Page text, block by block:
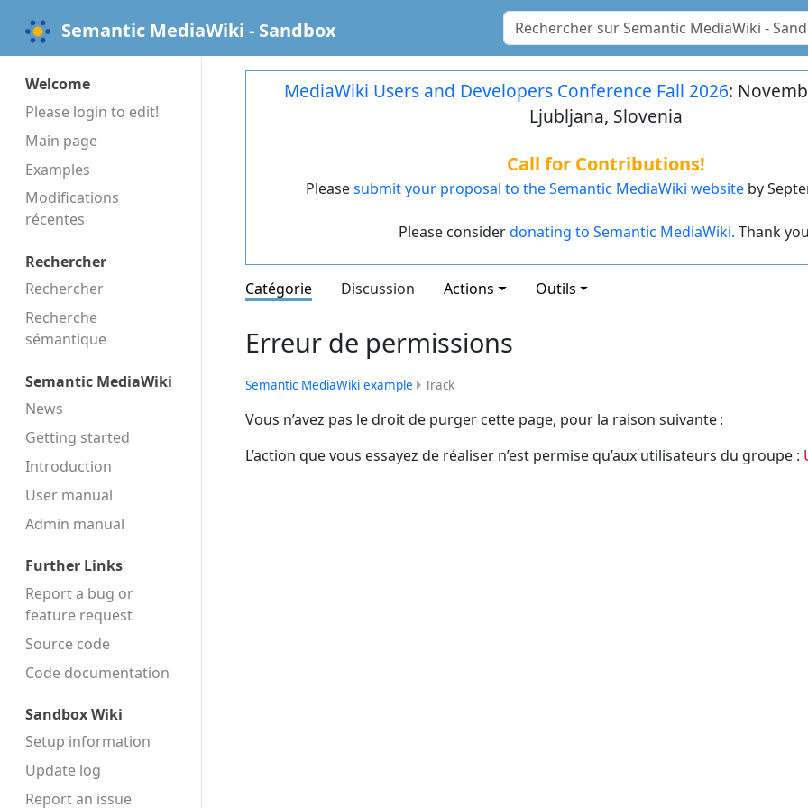
Semantic MediaWiki - Sandbox
Welcome
Please login to edit!
Main page
Examples
Modifications
récentes
Rechercher
Rechercher
Recherche
sémantique
Semantic MediaWiki
News
Getting started
Introduction
User manual
Admin manual
Further Links
Report a bug or
feature request
Source code
Code docu­mentation
Sandbox Wiki
Setup information
Update log
Report an issue
MediaWiki Users and Developers Conference Fall 2026:
Ljubljana, Slovenia
Call for Contributions!
Pleasesubmit your proposal to the Semantic MediaWiki websiteby
Please considerdonating to Semantic MediaWiki. Thank
Catégorie Discussion Actions Outils
Erreur de permissions
Semantic MediaWiki example Track
Vous n’avez pas le droit de purger cette page, pour la raison suivante :
L’action que vous essayez de réaliser n’est permise qu’aux utilisateurs du groupe :